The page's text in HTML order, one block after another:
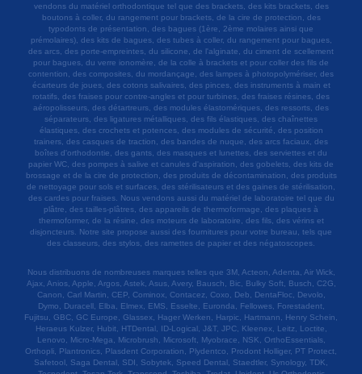
vendons du matériel orthodontique tel que des brackets, des kits brackets, des
boutons à coller, du rangement pour brackets, de la cire de protection, des
typodonts de présentation, des bagues (1ère, 2ème molaires ainsi que
prémolaires), des kits de bagues, des tubes à coller, du rangement pour bagues,
des arcs, des porte-empreintes, du silicone, de l'alginate, du ciment de scellement
pour bagues, du verre ionomère, de la colle à brackets et pour coller des fils de
contention, des composites, du mordançage, des lampes à photopolymériser, des
écarteurs de joues, des cotons salivaires, des pinces, des instruments à main et
rotatifs, des fraises pour contre-angles et pour turbines, des fraises résines, des
aéropolisseurs, des détartreurs, des modules élastomériques, des ressorts, des
séparateurs, des ligatures métalliques, des fils élastiques, des chaînettes
élastiques, des crochets et potences, des modules de sécurité, des position
trainers, des casques de traction, des bandes de nuque, des arcs faciaux, des
boîtes d'orthodontie, des gants, des masques et lunettes, des serviettes et du
papier WC, des pompes à salive et canules d'aspiration, des gobelets, des kits de
brossage et de la cire de protection, des produits de décontamination, des produits
de nettoyage pour sols et surfaces, des stérilisateurs et des gaines de stérilisation,
des cardes pour fraises. Nous vendons aussi du matériel de laboratoire tel que du
plâtre, des tailles-plâtres, des appareils de thermoformage, des plaques à
thermoformer, de la résine, des moteurs de laboratoire, des fils, des vérins et
disjoncteurs. Notre site propose aussi des fournitures pour votre bureau, tels que
des classeurs, des stylos, des ramettes de papier et des négatoscopes.
Nous distribuons de nombreuses marques telles que 3M, Acteon, Adenta, Air Wick,
Ajax, Anios, Apple, Argos, Astek, Asus, Avery, Bausch, Bic, Bulky Soft, Busch, C2G,
Canon, Carl Martin, CEP, Cominox, Contacez, Coxo, Deb, DentaFloc, Devolo,
Dymo, Duracell, Elba, Elmex, EMS, Esselte, Euronda, Fellowes, Forestadent,
Fujitsu, GBC, GC Europe, Glassex, Hager Werken, Harpic, Hartmann, Henry Schein,
Heraeus Kulzer, Hubit, HTDental, ID-Logical, J&T, JPC, Kleenex, Leitz, Loctite,
Lenovo, Micro-Mega, Microbrush, Microsoft, Myobrace, NSK, OrthoEssentials,
Orthopli, Plantronics, Plasdent Corporation, Plydentco, Prodont Holliger, PT Protect,
Safetool, Saga Dental, SDI, Sobytek, Speed Dental, Staedtler, Synology, TDK,